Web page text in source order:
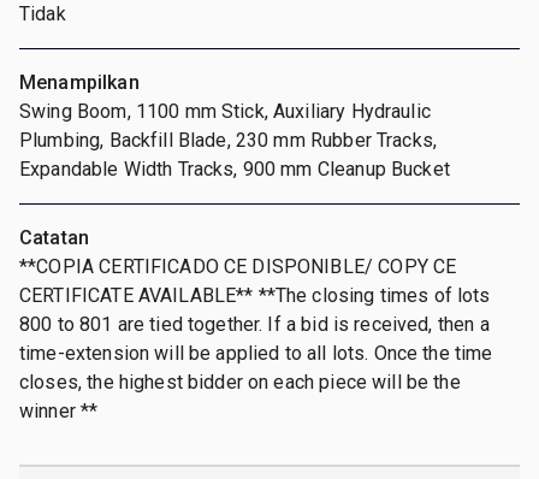
Tidak
Menampilkan
Swing Boom, 1100 mm Stick, Auxiliary Hydraulic
Plumbing, Backfill Blade, 230 mm Rubber Tracks,
Expandable Width Tracks, 900 mm Cleanup Bucket
Catatan
**COPIA CERTIFICADO CE DISPONIBLE/ COPY CE
CERTIFICATE AVAILABLE** **The closing times of lots
800 to 801 are tied together. If a bid is received, then a
time-extension will be applied to all lots. Once the time
closes, the highest bidder on each piece will be the
winner **